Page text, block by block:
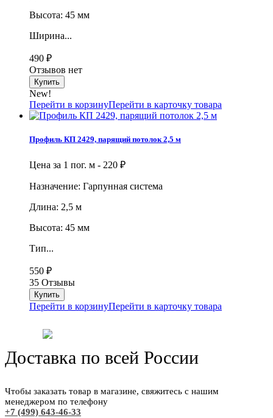
Высота: 45 мм
Ширина...
490 ₽
Отзывов нет
New!
Перейти в корзинуПерейти в карточку товара
Профиль КП 2429, парящий потолок 2,5 м
Цена за 1 пог. м - 220 ₽
Назначение: Гарпунная система
Длина: 2,5 м
Высота: 45 мм
Тип...
550 ₽
35 Отзывы
Перейти в корзинуПерейти в карточку товара
Доставка по всей России
Чтобы заказать товар в магазине, свяжитесь с нашим
менеджером по телефону
+7 (499) 643-46-33